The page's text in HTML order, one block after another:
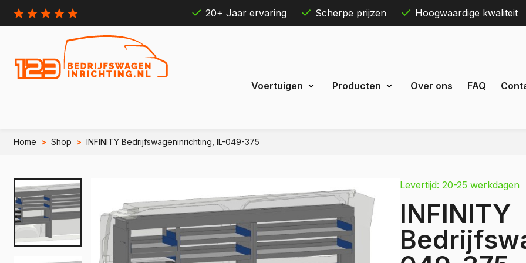
20+ Jaar ervaring Scherpe prijzen Hoogwaardige kwaliteit
Skip
Voertuigen Producten Over ons FAQ
Home > Shop > INFINITY Bedrijfswageninrichting, IL-049-375
e Berlingo
Jumpy
e Jumpy
Jumper
Transit Custom
e Transit Custom
Transit Bestel
e Transit Bestel
eDeliver 7
eDeliver 9
Mercedes
Citan
Levertijd: 20-25 werkdagen
INFINITY